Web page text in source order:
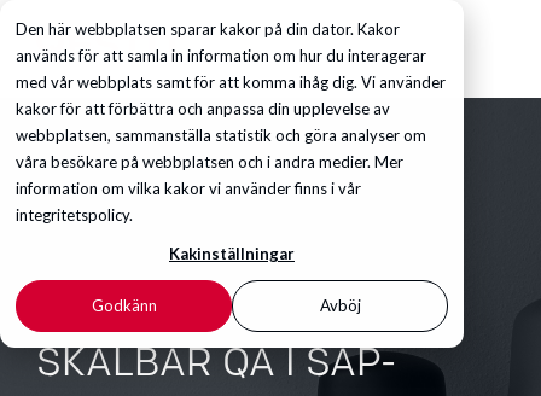
Den här webbplatsen sparar kakor på din dator. Kakor
används för att samla in information om hur du interagerar
med vår webbplats samt för att komma ihåg dig. Vi använder
kakor för att förbättra och anpassa din upplevelse av
webbplatsen, sammanställa statistik och göra analyser om
våra besökare på webbplatsen och i andra medier. Mer
information om vilka kakor vi använder finns i vår
integritetspolicy.
Kakinställningar
Godkänn Avböj
SKALBAR QA I SAP-